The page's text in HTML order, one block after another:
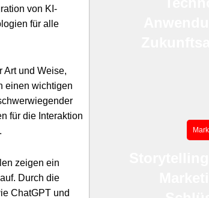
von KI-
für alle
Art und Weise,
einen wichtigen
für die Interaktion
zeigen ein
Durch die
ChatGPT und